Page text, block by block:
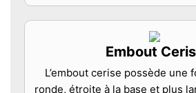
Embout
L’embout cerise possède une
ronde, étroite à la base et plus